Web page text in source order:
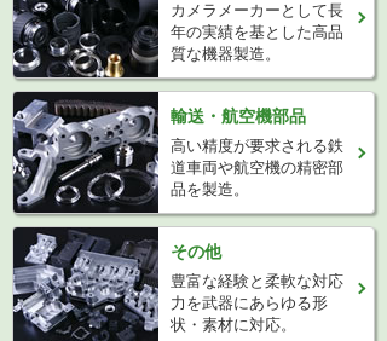
カメラメーカーとして長
年の実績を基とした高品
質な機器製造。
輸送・航空機部品
高い精度が要求される鉄
道車両や航空機の精密部
品を製造。
その他
豊富な経験と柔軟な対応
力を武器にあらゆる形
状・素材に対応。